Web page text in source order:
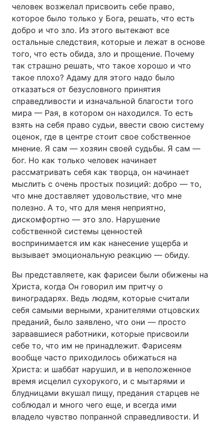
человек возжелал присвоить себе право,
которое было только у Бога, решать, что есть
добро и что зло. Из этого вытекают все
остальные следствия, которые и лежат в основе
того, что есть обида, зло и прощение. Почему
так страшно решать, что такое хорошо и что
такое плохо? Адаму для этого надо было
отказаться от безусловного принятия
справедливости и изначальной благости того
мира — Рая, в котором он находился. То есть
взять на себя право судьи, ввести свою систему
оценок, где в центре стоит свое собственное
мнение. Я сам — хозяин своей судьбы. Я сам —
бог. Но как только человек начинает
рассматривать себя как творца, он начинает
мыслить с очень простых позиций: добро — то,
что мне доставляет удовольствие, что мне
полезно. А то, что для меня неприятно,
дискомфортно — это зло. Нарушение
собственной системы ценностей
воспринимается им как нанесение ущерба и
вызывает эмоциональную реакцию — обиду.
Вы представляете, как фарисеи были обижены на
Христа, когда Он говорил им притчу о
виноградарях. Ведь людям, которые считали
себя самыми верными, хранителями отцовских
преданий, было заявлено, что они — просто
зарвавшиеся работники, которые присвоили
себе то, что им не принадлежит. Фарисеям
вообще часто приходилось обижаться на
Христа: и шаббат нарушил, и в неположенное
время исцелил сухорукого, и с мытарями и
блудницами вкушал пищу, предания старцев не
соблюдал и много чего еще, и всегда ими
владело чувство попранной справедливости. И